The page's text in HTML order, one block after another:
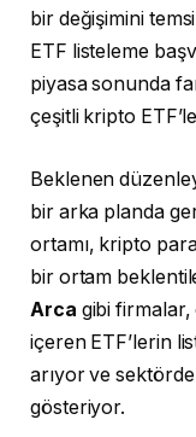
bir değişimini
ETF listeleme
piyasa sonunda
çeşitli kripto
Beklenen
bir arka planda
ortamı, kripto
bir ortam
Arca gibi
içeren ETF’lerin
arıyor ve
gösteriyor.